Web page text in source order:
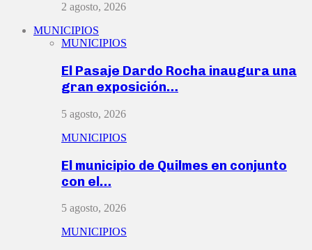
2 agosto, 2026
MUNICIPIOS
MUNICIPIOS
El Pasaje Dardo Rocha inaugura una
gran exposición…
5 agosto, 2026
MUNICIPIOS
El municipio de Quilmes en conjunto
con el…
5 agosto, 2026
MUNICIPIOS